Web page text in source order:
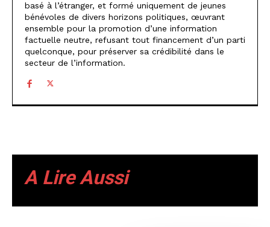
basé à l’étranger, et formé uniquement de jeunes
bénévoles de divers horizons politiques, œuvrant
ensemble pour la promotion d’une information
factuelle neutre, refusant tout financement d’un parti
quelconque, pour préserver sa crédibilité dans le
secteur de l’information.
A Lire Aussi